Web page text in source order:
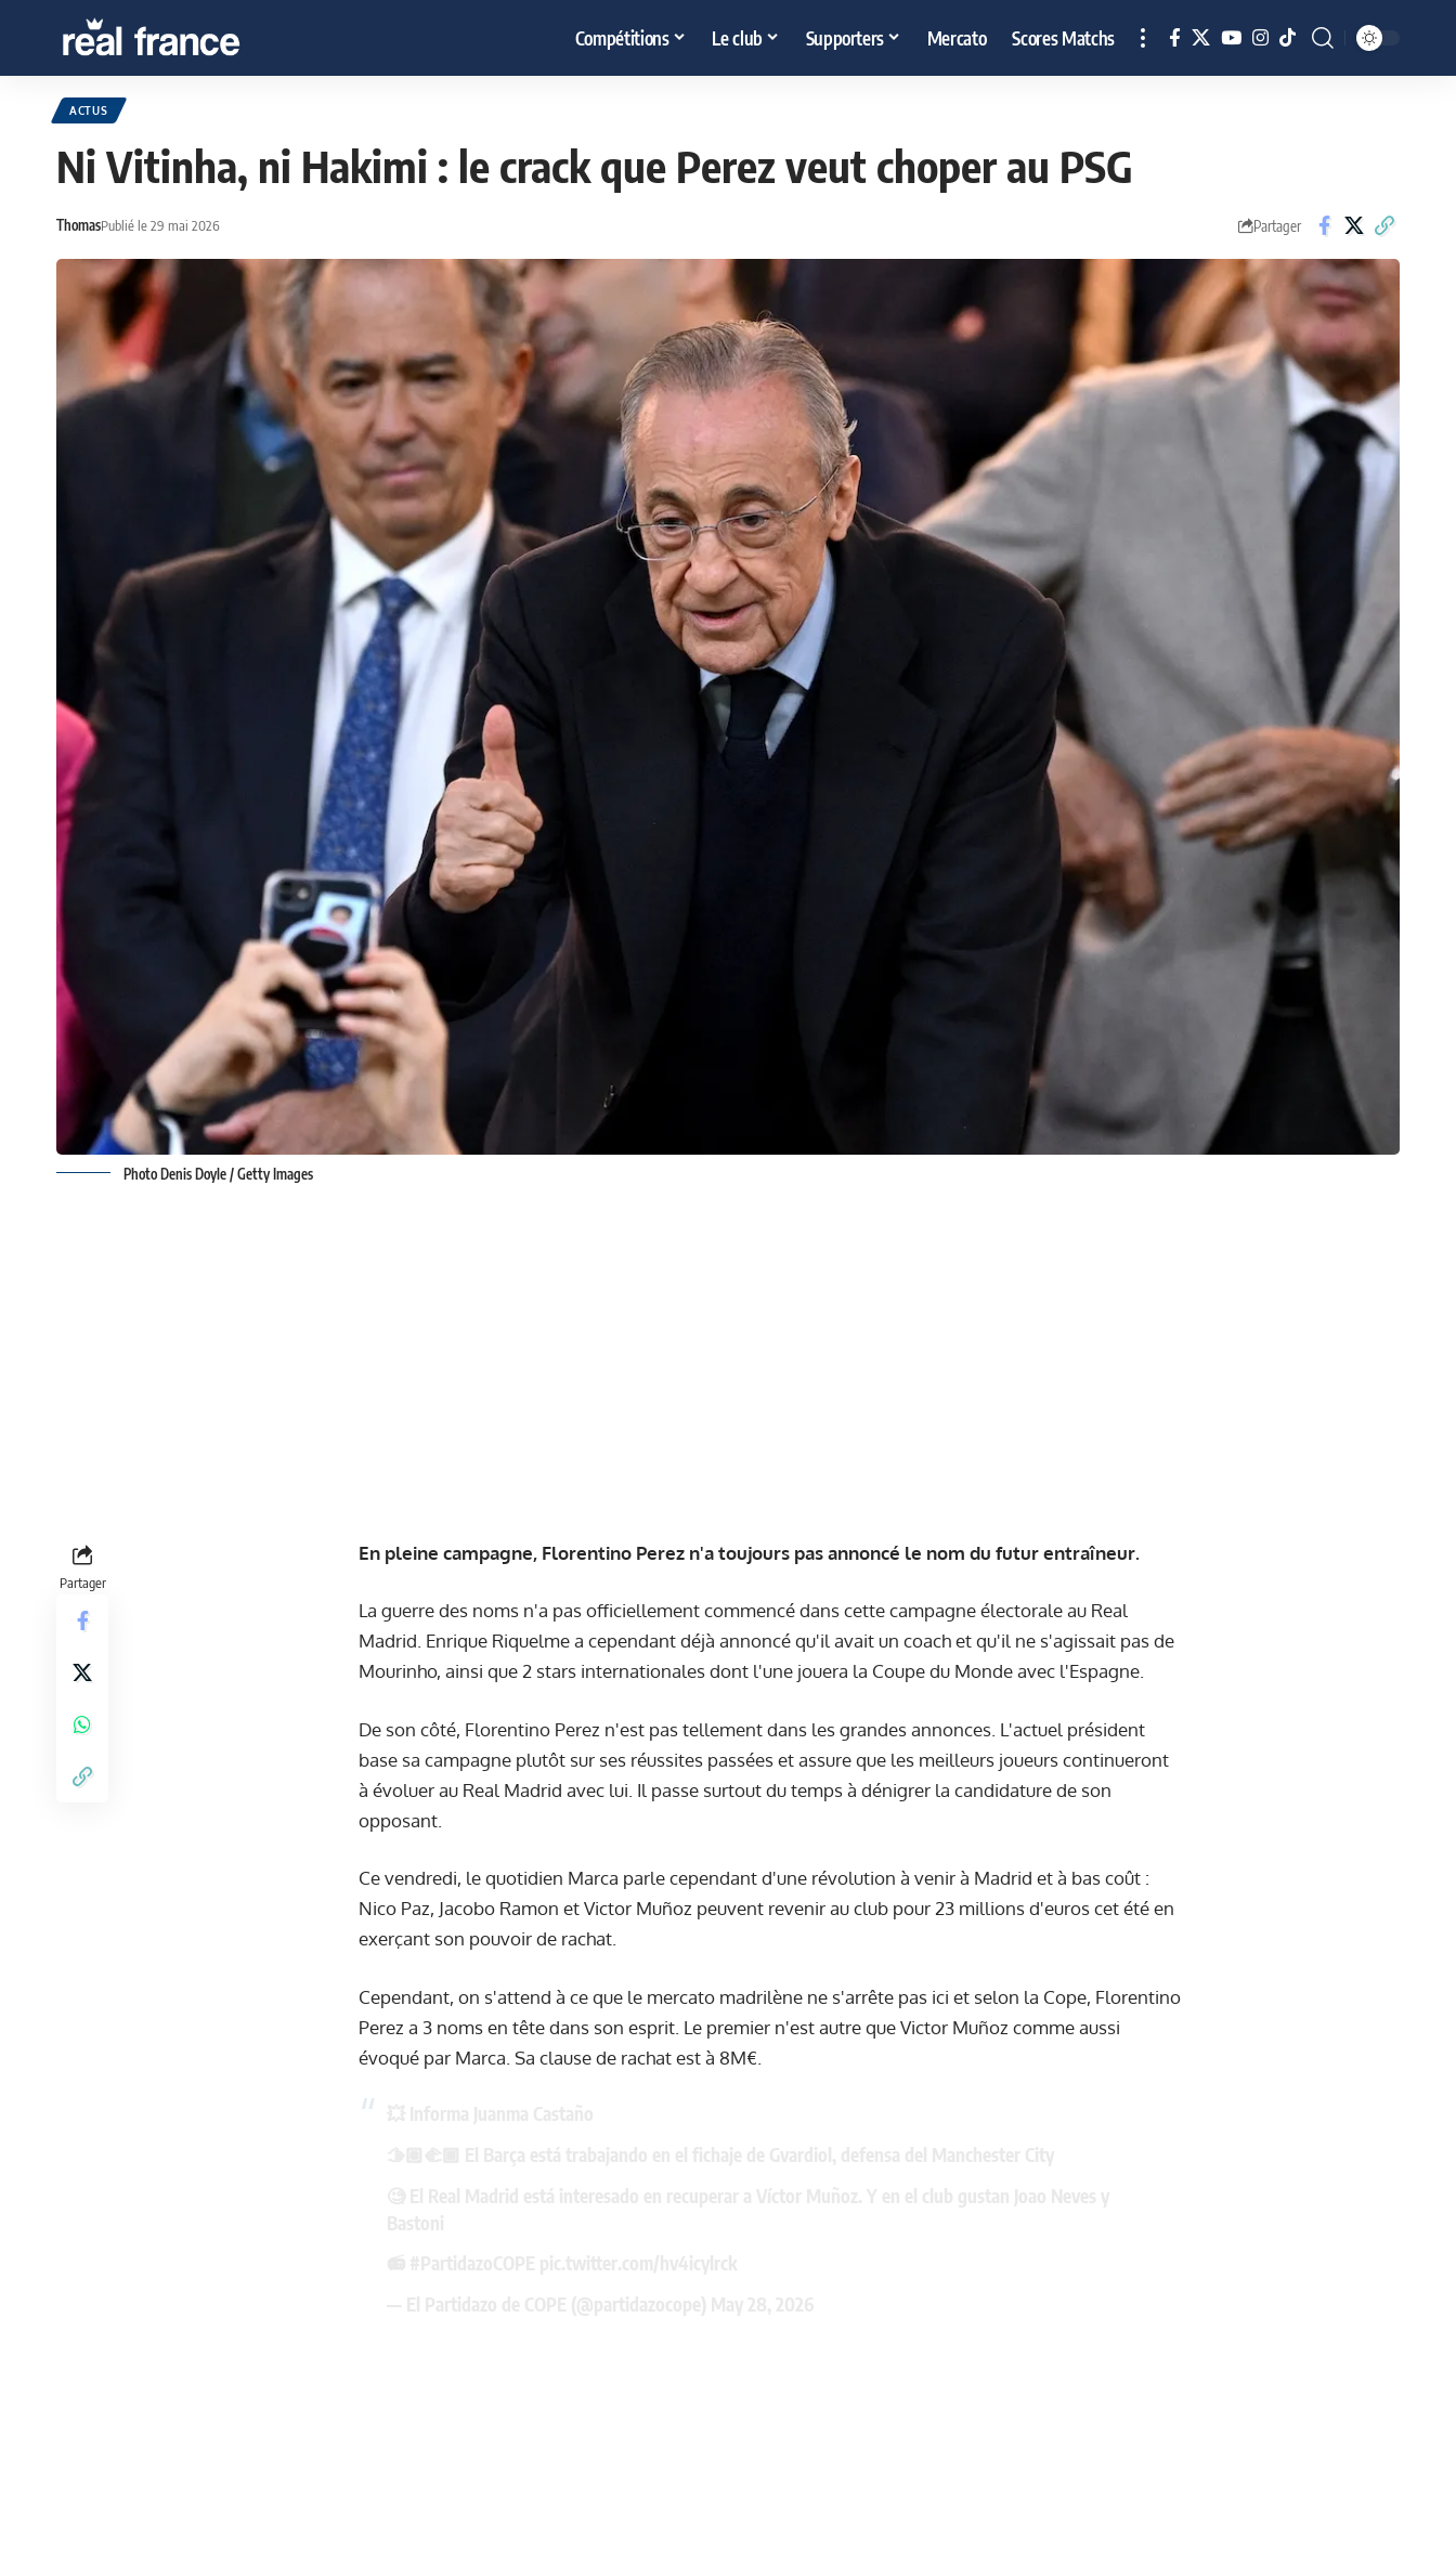
Compétitions Le club Supporters Mercato Scores Matchs
ACTUS
Ni Vitinha, ni Hakimi : le crack que Perez veut choper au PSG
ThomasPublié le 29 mai 2026 Partager
Photo Denis Doyle / Getty Images
Partager
En pleine campagne, Florentino Perez n'a toujours pas annoncé le nom du futur entraîneur.
La guerre des noms n'a pas officiellement commencé dans cette campagne électorale au Real
Madrid. Enrique Riquelme a cependant déjà annoncé qu'il avait un coach et qu'il ne s'agissait pas de
Mourinho, ainsi que 2 stars internationales dont l'une jouera la Coupe du Monde avec l'Espagne.
De son côté, Florentino Perez n'est pas tellement dans les grandes annonces. L'actuel président
base sa campagne plutôt sur ses réussites passées et assure que les meilleurs joueurs continueront
à évoluer au Real Madrid avec lui. Il passe surtout du temps à dénigrer la candidature de son
opposant.
Ce vendredi, le quotidien Marca parle cependant d'une révolution à venir à Madrid et à bas coût :
Nico Paz, Jacobo Ramon et Victor Muñoz peuvent revenir au club pour 23 millions d'euros cet été en
exerçant son pouvoir de rachat.
Cependant, on s'attend à ce que le mercato madrilène ne s'arrête pas ici et selon la Cope, Florentino
Perez a 3 noms en tête dans son esprit. Le premier n'est autre que Victor Muñoz comme aussi
évoqué par Marca. Sa clause de rachat est à 8M€.